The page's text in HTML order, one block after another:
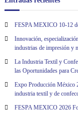
FESPA MEXICO 10-12
Innovación,
industrias de impresión y
La Industria Textil y
las Oportunidades para
Expo Producción México
industria textil y de
FESPA MEXICO 2026